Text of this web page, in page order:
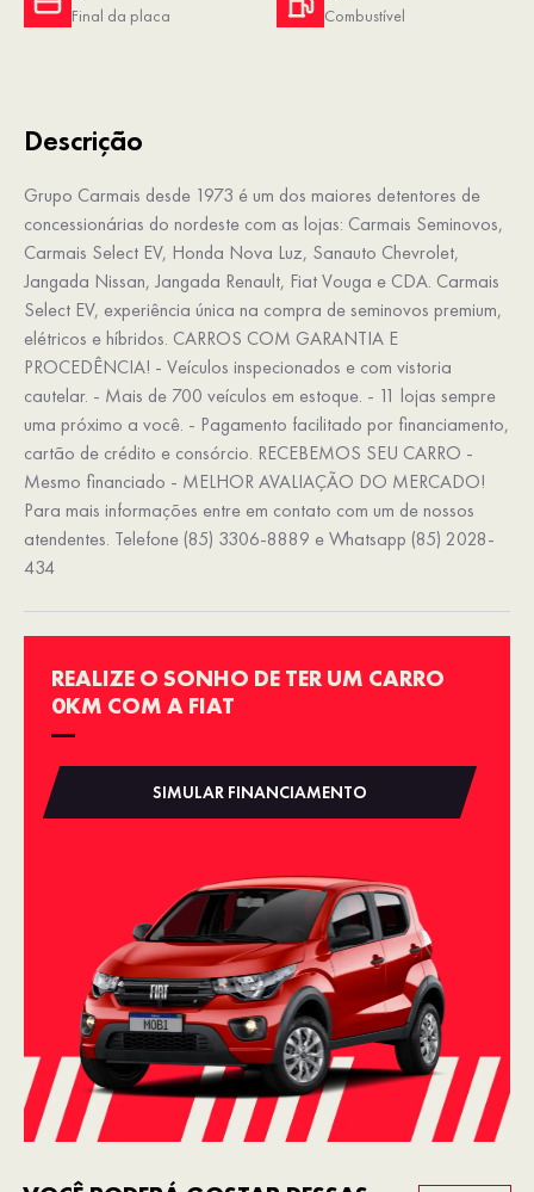
Final da placa Combustível
Descrição
Grupo Carmais desde 1973 é um dos maiores detentores de
concessionárias do nordeste com as lojas: Carmais Seminovos,
Carmais Select EV, Honda Nova Luz, Sanauto Chevrolet,
Jangada Nissan, Jangada Renault, Fiat Vouga e CDA. Carmais
Select EV, experiência única na compra de seminovos premium,
elétricos e híbridos. CARROS COM GARANTIA E
PROCEDÊNCIA! - Veículos inspecionados e com vistoria
cautelar. - Mais de 700 veículos em estoque. - 11 lojas sempre
uma próximo a você. - Pagamento facilitado por financiamento,
cartão de crédito e consórcio. RECEBEMOS SEU CARRO -
Mesmo financiado - MELHOR AVALIAÇÃO DO MERCADO!
Para mais informações entre em contato com um de nossos
atendentes. Telefone (85) 3306-8889 e Whatsapp (85) 2028-
434
REALIZE O SONHO DE TER UM CARRO
0KM COM A FIAT
SIMULAR FINANCIAMENTO